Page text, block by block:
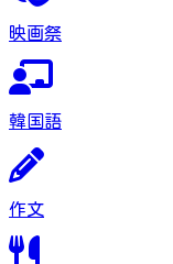
映画祭
韓国語
作文